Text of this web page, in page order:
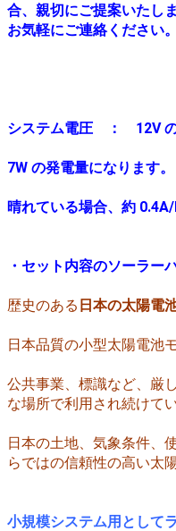
合、親切にご提案いたし
お気軽にご連絡ください。
システム電圧 ： 12V の
7W の発電量になります。
晴れている場合、約 0.4A/
・セット内容のソーラー
歴史のある 日本の太陽電
日本品質の小型太陽電池
公共事業、標識など、厳
な場所で利用され続けてい
日本の土地、気象条件、
らではの信頼性の高い太
小規模システム用として